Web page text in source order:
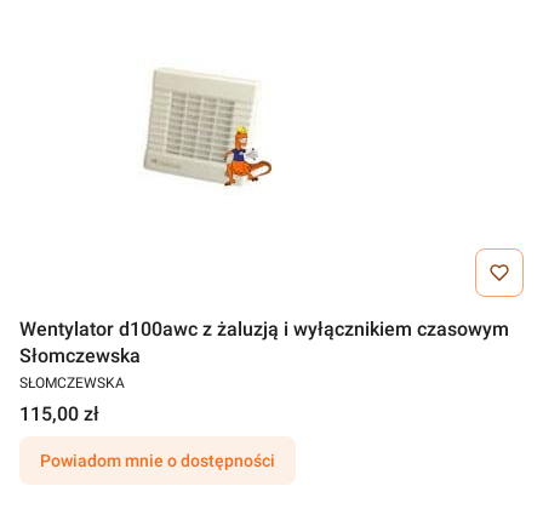
Wentylator d100awc z żaluzją i wyłącznikiem czasowym
Słomczewska
SŁOMCZEWSKA
115,00 zł
Powiadom mnie o dostępności